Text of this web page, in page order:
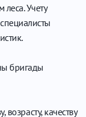
Учету
бригады
качеству